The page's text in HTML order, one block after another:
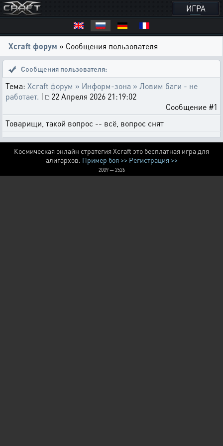
ИГРА
Xcraft форум » Сообщения пользователя
Сообщения пользователя:
Тема: Xcraft форум » Информ-зона » Ловим баги - не
работает. |
22 Апреля 2026 21:19:02
Сообщение #1
Товарищи, такой вопрос -- всё, вопрос снят
Космическая онлайн стратегия Xcraft это бесплатная игра для
алигархов. Пример боя >> Регистрация >>
2009 — 2526